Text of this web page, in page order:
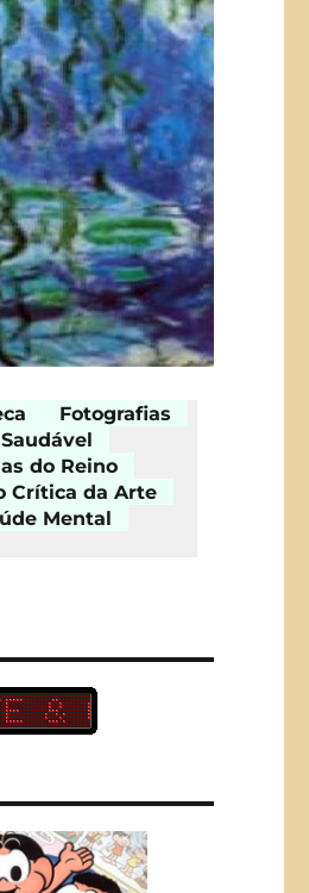
Fotografias
do Reino
Crítica da Arte
Mental